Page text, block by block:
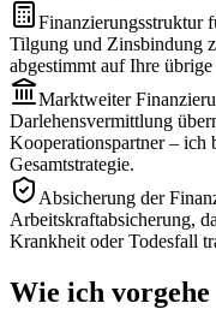
Finanzierungsstruktur
Tilgung und Zinsbindung
abgestimmt auf Ihre
Marktweiter
Darlehensvermittlung
Kooperationspartner – ich
Gesamtstrategie.
Absicherung der
Arbeitskraftabsicherung,
Krankheit oder Todesfall
Wie ich vorgehe